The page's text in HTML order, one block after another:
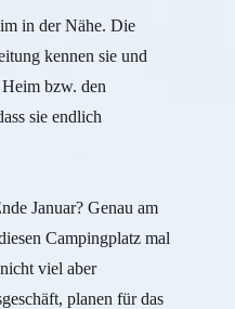
in der Nähe. Die
kennen sie und
bzw. den
sie endlich
Januar? Genau am
Campingplatz mal
viel aber
planen für das